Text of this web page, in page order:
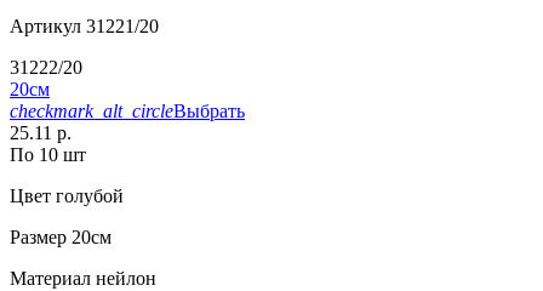
Артикул 31221/20
31222/20
20см
checkmark_alt_circleВыбрать
25.11 р.
По 10 шт
Цвет голубой
Размер 20см
Материал нейлон